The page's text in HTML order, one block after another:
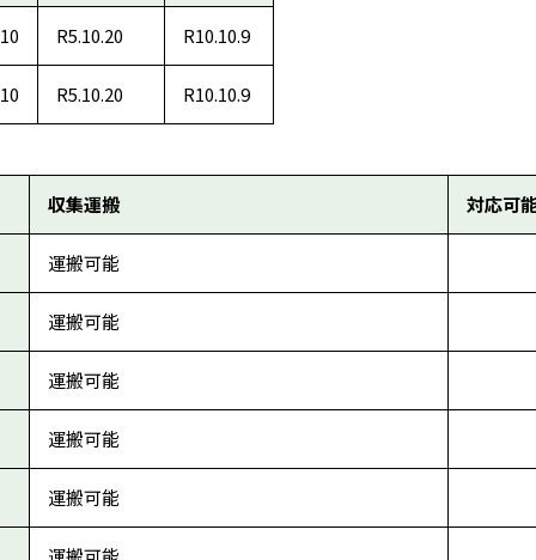
R5.10.20 R10.10.9
R5.10.20 R10.10.9
収集運搬 対応可
運搬可能
運搬可能
運搬可能
運搬可能
運搬可能